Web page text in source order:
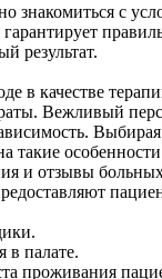
знакомиться с
результат.
в качестве
Вежливый
такие
и отзывы
в палате.
проживания